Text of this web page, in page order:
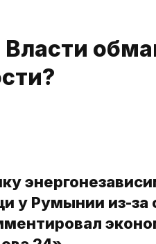
у Румынии из-за